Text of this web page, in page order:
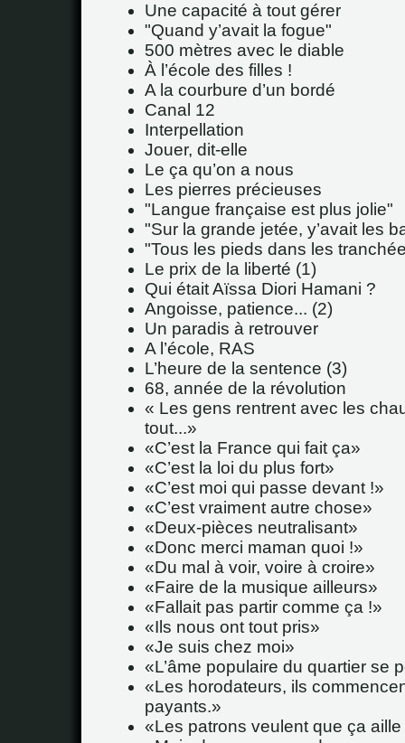
Une capacité à tout gérer
"Quand y’avait la fogue"
500 mètres avec le diable
À l’école des filles !
A la courbure d’un bordé
Canal 12
Interpellation
Jouer, dit-elle
Le ça qu’on a nous
Les pierres précieuses
"Langue française est plus jolie"
"Sur la grande jetée, y’avait les
"Tous les pieds dans les
Le prix de la liberté (1)
Qui était Aïssa Diori Hamani ?
Angoisse, patience... (2)
Un paradis à retrouver
A l’école, RAS
L’heure de la sentence (3)
68, année de la révolution
Les gens rentrent avec les
tout...
C’est la France qui fait ça
C’est la loi du plus fort
C’est moi qui passe devant !
C’est vraiment autre chose
Deux-pièces neutralisant
Donc merci maman quoi !
Du mal à voir, voire à croire
Faire de la musique ailleurs
Fallait pas partir comme ça !
Ils nous ont tout pris
Je suis chez moi
L’âme populaire du quartier se
Les horodateurs, ils
payants.
Les patrons veulent que ça aille